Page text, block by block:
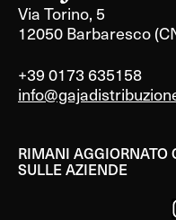
Via Torino, 5
12050 Barbaresco
+39 0173 635158
RIMANI AGGIORNATO
SULLE AZIENDE